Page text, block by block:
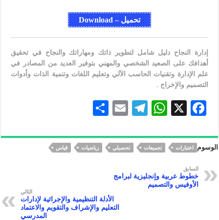
تحميل – Download
إدارة النجاح دليل شامل لتطوير ذاتك ومهاراتك والنجاح في تحقيق
أهدافك على الصعيد الشخصي والمهني بتوفير العديد من المصادر في
علم الإدارة وتقنيات الحاسب الآلي وتعليم اللغات وتنمية الذات وأدوات
التصميم والإخراج .
F
eb
oo
k
X
W
at
s
A
p
Te
gr
a
m
E
ai
l
ar
e
الوسوم اختبارات تجميعات تحصيلي رياضيات قياس
السابق
خطوط عربية وإنجليزية لبرامج
الأوفيس والتصميم
التالي
الأدلة التنظيمية والإجرائية لإدارات
التعليم والإشراف والتقويم والاعتماد
المدرسي